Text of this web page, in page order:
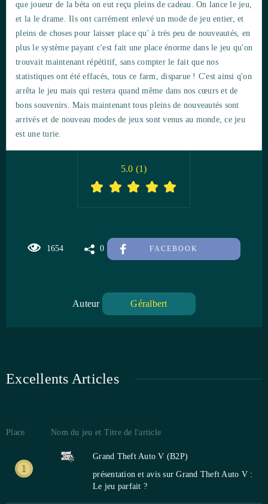
que joueur de la béta on eut reçu pleins de cadeau. On lance le jeu,
et la le drame. Ils ont carrément enlevé un mode de jeu entier, et
pleins de choses pour laisser place qu' à très peu de nouveautés, en
plus le système payant c'est fait une place énorme dans le jeu qu'on
trouvait maintenant répétitif, sans compter le fait que nos
statistiques ont été effacés, tous ce farm, disparue ! C'est ainsi q'on
arrêta le jeu mais qui restera quand même dans nos cœurs et de
bons souvenirs. Mais maintenant tous pleins de nouveautés sont
arrivés et de nouveau modes de jeux sont venus au monde, ce jeu
est une turie.
1654 0 FACEBOOK
5.0 (1)
Auteur Géralbert
Excellents Articles
Place Nom du jeu et Titre de l'article
Grand Theft Auto V (B2P)
présentation et avis sur Grand Theft Auto V :
Le jeu parfait ?